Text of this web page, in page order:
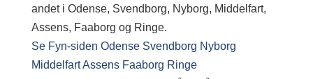
andet i Odense, Svendborg, Nyborg, Middelfart,
Assens, Faaborg og Ringe.
Se Fyn-siden Odense Svendborg Nyborg
MiddelfartAssens Faaborg Ringe